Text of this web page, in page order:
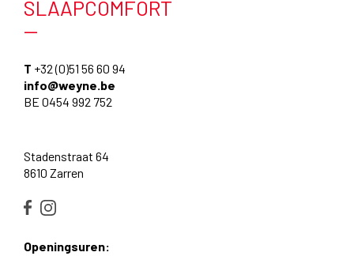
SLAAPCOMFORT
—
T +32 (0)51 56 60 94
info@weyne.be
BE 0454 992 752
Stadenstraat 64
8610 Zarren
Openingsuren: